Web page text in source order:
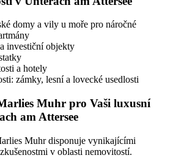
domy a vily u moře pro náročné
investiční objekty
a hotely
zámky, lesní a lovecké usedlosti
Muhr pro Vaši luxusní
am Attersee
Muhr disponuje vynikajícími
v oblasti nemovitostí.